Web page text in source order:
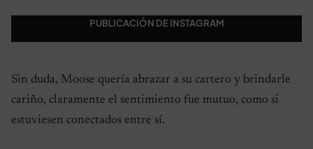
PUBLICACIÓN DE INSTAGRAM
Sin duda, Moose quería abrazar a su cartero y brindarle
cariño, claramente el sentimiento fue mutuo, como si
estuviesen conectados entre sí.